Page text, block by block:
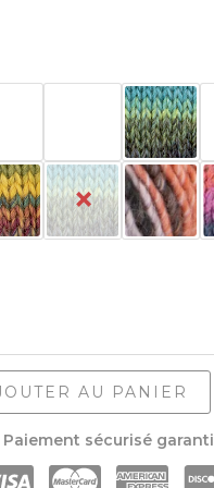
AU PANIER
Paiement sécurisé garanti